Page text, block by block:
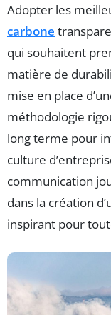
Adopter les
carbone
qui souhaitent
matière de
mise en place
méthodologie
long terme pour
culture
communication
dans la création
inspirant pour